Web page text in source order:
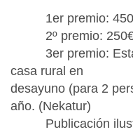
1er premio:
2º premio:
3er premio:
casa rural en
desayuno (para 2
año. (Nekatur)
Publicación